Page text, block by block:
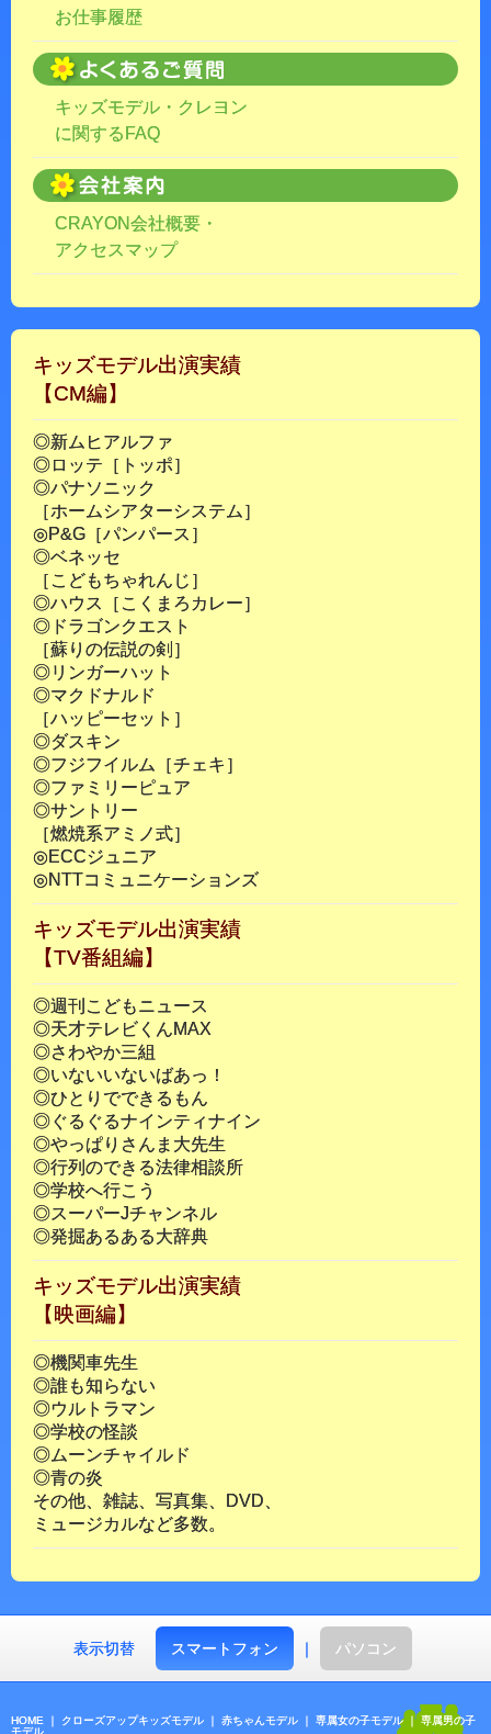
お仕事履歴
キッズモデル・クレヨン
に関するFAQ
CRAYON会社概要・
アクセスマップ
キッズモデル出演実績
【CM編】
◎新ムヒアルファ
◎ロッテ［トッポ］
◎パナソニック
［ホームシアターシステム］
◎P&G［パンパース］
◎ベネッセ
［こどもちゃれんじ］
◎ハウス［こくまろカレー］
◎ドラゴンクエスト
［蘇りの伝説の剣］
◎リンガーハット
◎マクドナルド
［ハッピーセット］
◎ダスキン
◎フジフイルム［チェキ］
◎ファミリーピュア
◎サントリー
［燃焼系アミノ式］
◎ECCジュニア
◎NTTコミュニケーションズ
キッズモデル出演実績
【TV番組編】
◎週刊こどもニュース
◎天才テレビくんMAX
◎さわやか三組
◎いないいないばあっ！
◎ひとりでできるもん
◎ぐるぐるナインティナイン
◎やっぱりさんま大先生
◎行列のできる法律相談所
◎学校へ行こう
◎スーパーJチャンネル
◎発掘あるある大辞典
キッズモデル出演実績
【映画編】
◎機関車先生
◎誰も知らない
◎ウルトラマン
◎学校の怪談
◎ムーンチャイルド
◎青の炎
その他、雑誌、写真集、DVD、
ミュージカルなど多数。
表示切替 スマートフォン ｜ パソコン
HOME ｜ クローズアップキッズモデル ｜ 赤ちゃんモデル ｜ 専属女の子モデル｜ 専属男の子
モデル